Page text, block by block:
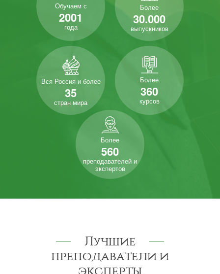
Обучаем с
2001
года
Более
30.000
выпускников
Вся Россия и более
35
стран мира
Более
360
курсов
Более
560
преподавателей и
экспертов
Лучшие
преподаватели и
эксперты